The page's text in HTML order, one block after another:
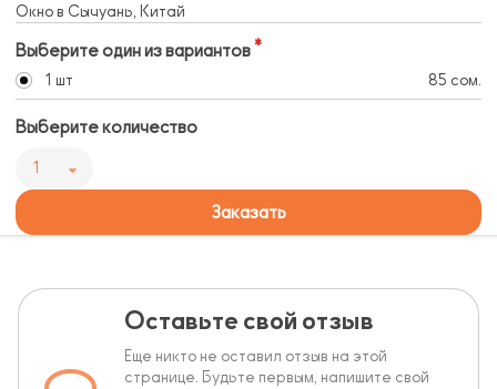
Окно в Сычуань, Китай
Выберите один из вариантов
1 шт 85 сом.
Выберите количество
1
Заказать
Оставьте свой отзыв
Еще никто не оставил отзыв на этой
странице. Будьте первым, напишите свой